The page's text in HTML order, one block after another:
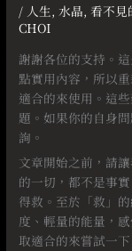
/ 人生 , 水晶,看不見
CHOI
謝謝各位的支持。
點實用內容，所以
適合的來使用。這
題。如果你的自身
詢。
文章開始之前，請
的一切，都不是事
得救。至於「救」
度、輕量的能量，
取適合的來嘗試一